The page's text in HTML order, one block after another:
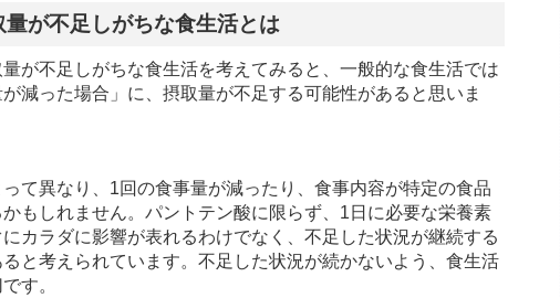
が不足しがちな食生活とは
が不足しがちな食生活を考えてみると、一般的な食生活では
減った場合」に、摂取量が不足する可能性があると思いま
て異なり、1回の食事量が減ったり、食事内容が特定の食品
もしれません。パントテン酸に限らず、1日に必要な栄養素
カラダに影響が表れるわけでなく、不足した状況が継続する
と考えられています。不足した状況が続かないよう、食生活
す。